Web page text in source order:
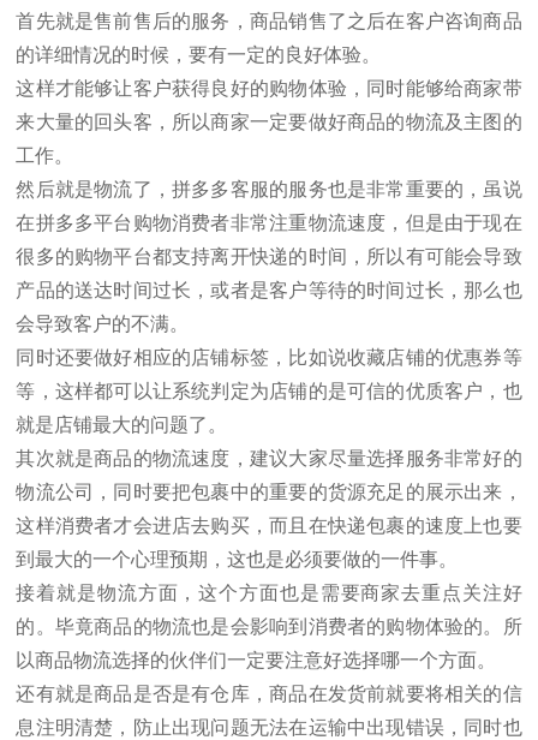
首先就是售前售后的服务，商品销售了之后在客户咨询商品
的详细情况的时候，要有一定的良好体验。
这样才能够让客户获得良好的购物体验，同时能够给商家带
来大量的回头客，所以商家一定要做好商品的物流及主图的
工作。
然后就是物流了，拼多多客服的服务也是非常重要的，虽说
在拼多多平台购物消费者非常注重物流速度，但是由于现在
很多的购物平台都支持离开快递的时间，所以有可能会导致
产品的送达时间过长，或者是客户等待的时间过长，那么也
会导致客户的不满。
同时还要做好相应的店铺标签，比如说收藏店铺的优惠券等
等，这样都可以让系统判定为店铺的是可信的优质客户，也
就是店铺最大的问题了。
其次就是商品的物流速度，建议大家尽量选择服务非常好的
物流公司，同时要把包裹中的重要的货源充足的展示出来，
这样消费者才会进店去购买，而且在快递包裹的速度上也要
到最大的一个心理预期，这也是必须要做的一件事。
接着就是物流方面，这个方面也是需要商家去重点关注好
的。毕竟商品的物流也是会影响到消费者的购物体验的。所
以商品物流选择的伙伴们一定要注意好选择哪一个方面。
还有就是商品是否是有仓库，商品在发货前就要将相关的信
息注明清楚，防止出现问题无法在运输中出现错误，同时也